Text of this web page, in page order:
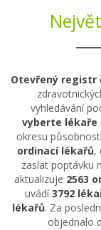
Otevřený registr
vyhledávání
vyberte lékaře
okresu
ordinací lékařů,
zaslat poptávku
aktualizuje 2563
uvádí3792
lékařů. Za
objednalo